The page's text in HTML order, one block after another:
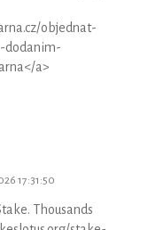
objednat-
dodanim-
a>
17:31:50
Thousands